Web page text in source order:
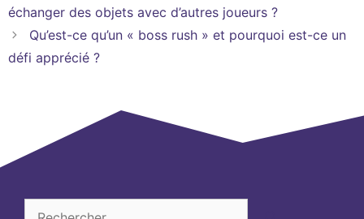
échanger des objets avec d’autres joueurs ?
Qu’est-ce qu’un « boss rush » et pourquoi est-ce un
défi apprécié ?